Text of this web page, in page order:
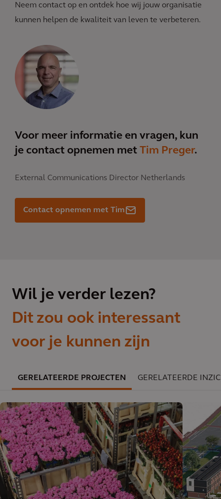
Neem contact op en ontdek hoe wij jouw organisatie
kunnen helpen de kwaliteit van leven te verbeteren.
Voor meer informatie en vragen, kun
je contact opnemen met Tim Preger.
External Communications Director Netherlands
Contact opnemen met Tim
Wil je verder lezen?
Dit zou ook interessant
voor je kunnen zijn
GERELATEERDE PROJECTEN GERELATEERDE